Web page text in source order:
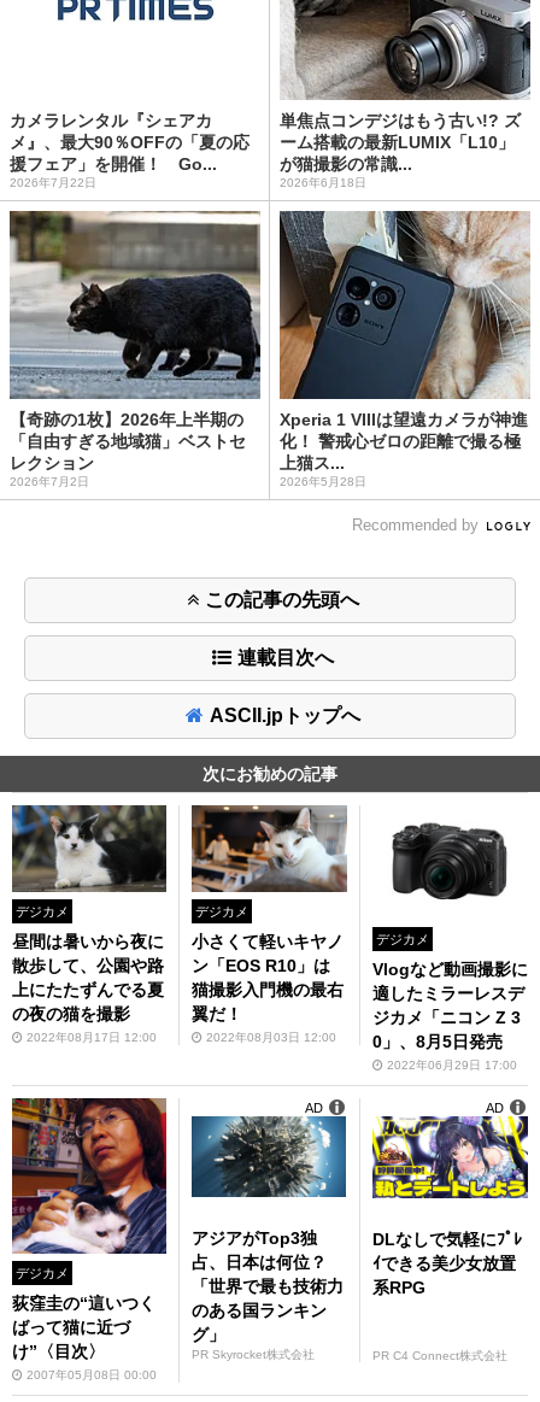
カメラレンタル『シェアカ
メ』、最大90％OFFの「夏の応
援フェア」を開催！ Go...
2026年7月22日
単焦点コンデジはもう古い!? ズ
ーム搭載の最新LUMIX「L10」
が猫撮影の常識...
2026年6月18日
【奇跡の1枚】2026年上半期の
「自由すぎる地域猫」ベストセ
レクション
2026年7月2日
Xperia 1 VIIIは望遠カメラが神進
化！ 警戒心ゼロの距離で撮る極
上猫ス...
2026年5月28日
Recommended by
この記事の先頭へ
連載目次へ
ASCII.jpトップへ
次にお勧めの記事
デジカメ
昼間は暑いから夜に
散歩して、公園や路
上にたたずんでる夏
の夜の猫を撮影
2022年08月17日 12:00
デジカメ
小さくて軽いキヤノ
ン「EOS R10」は
猫撮影入門機の最右
翼だ！
2022年08月03日 12:00
デジカメ
Vlogなど動画撮影に
適したミラーレスデ
ジカメ「ニコン Z 3
0」、8月5日発売
2022年06月29日 17:00
デジカメ
荻窪圭の“這いつく
ばって猫に近づ
け”〈目次〉
2007年05月08日 00:00
アジアがTop3独
占、日本は何位？
「世界で最も技術力
のある国ランキン
グ」
PR Skyrocket株式会社
AD
DLなしで気軽にﾌﾟﾚ
ｲできる美少女放置
系RPG
PR C4 Connect株式会社
AD